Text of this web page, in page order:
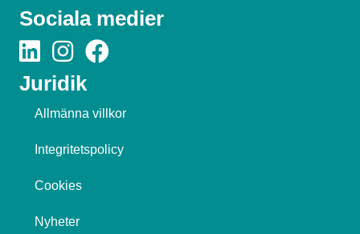
Sociala medier
Juridik
Allmänna villkor
Integritetspolicy
Cookies
Nyheter